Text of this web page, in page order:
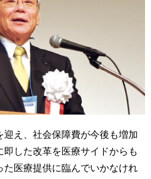
え、社会保障費が今後も増加
した改革を医療サイドからも
医療提供に臨んでいかなけれ